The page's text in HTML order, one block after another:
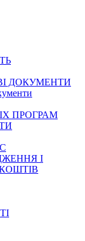
ДОКУМЕНТИ
ПРОГРАМ
І